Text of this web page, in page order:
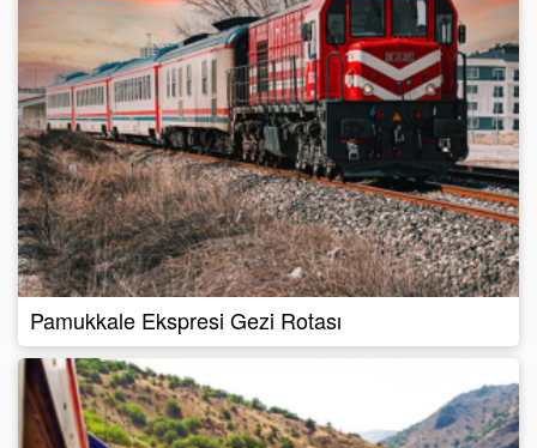
Pamukkale Ekspresi Gezi Rotası